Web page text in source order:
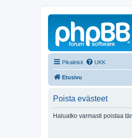
Pikalinkit UKK
Etusivu
Poista evästeet
Haluatko varmasti poistaa